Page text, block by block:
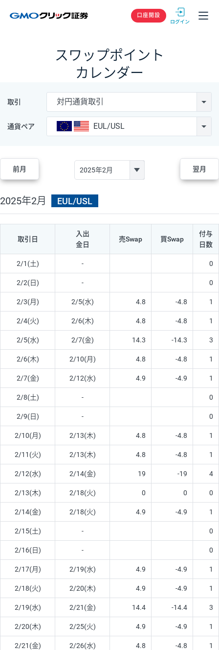
GMOクリック
口座開設
スワップポイント
カレンダー
取引 対円通貨取引
通貨ペア EUL/USL
前月 翌月
2025年2月 EUL/USL
取引日
入出
金日
売Swap 買Swap
付与
日数
2/1(土) - 0
2/2(日) - 0
2/3(月) 2/5(水) 4.8 -4.8 1
2/4(火) 2/6(木) 4.8 -4.8 1
2/5(水) 2/7(金) 14.3 -14.3 3
2/6(木) 2/10(月) 4.8 -4.8 1
2/7(金) 2/12(水) 4.9 -4.9 1
2/8(土) - 0
2/9(日) - 0
2/10(月) 2/13(木) 4.8 -4.8 1
2/11(火) 2/13(木) 4.8 -4.8 1
2/12(水) 2/14(金) 19 -19 4
2/13(木) 2/18(火) 0 0 0
2/14(金) 2/18(火) 4.9 -4.9 1
2/15(土) - 0
2/16(日) - 0
2/17(月) 2/19(水) 4.9 -4.9 1
2/18(火) 2/20(木) 4.9 -4.9 1
2/19(水) 2/21(金) 14.4 -14.4 3
2/20(木) 2/25(火) 4.9 -4.9 1
2/21(金) 2/26(水) 4.8 -4.8 1